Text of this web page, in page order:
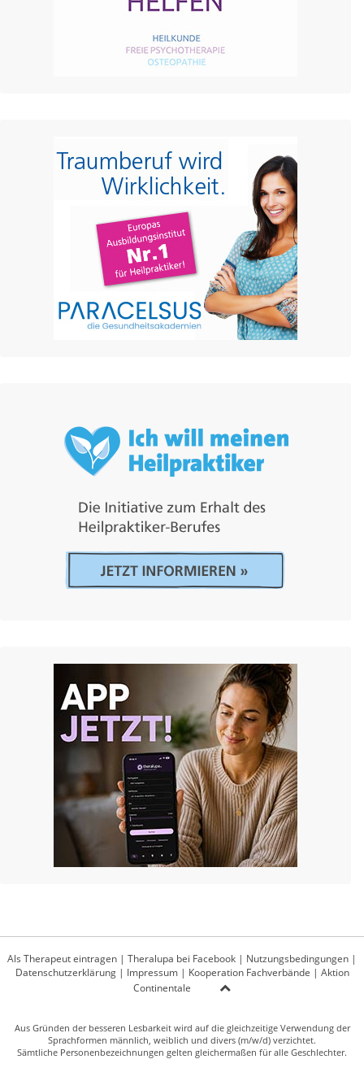
Als Therapeut eintragen | Theralupa bei Facebook | Nutzungsbedingungen |
Datenschutzerklärung| Impressum| Kooperation Fachverbände | Aktion
Continentale
Aus Gründen der besseren Lesbarkeit wird auf die gleichzeitige Verwendung der
Sprachformen männlich, weiblich und divers (m/w/d) verzichtet.
Sämtliche Personenbezeichnungen gelten gleichermaßen für alle Geschlechter.